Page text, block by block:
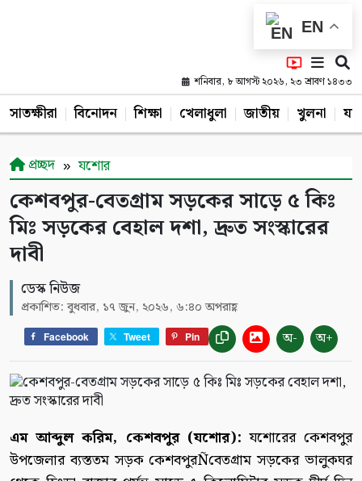
EN
শনিবার, ৮ আগস্ট ২০২৬, ২৩ শ্রাবণ ১৪৩৩
সাতক্ষীরা বিনোদন শিক্ষা খেলাধুলা জাতীয় খুলনা
প্রচ্ছদ যশোর
কেশবপুর-বেতগ্রাম সড়কের সাড়ে ৫ কিঃ
মিঃ সড়কের বেহাল দশা, দ্রুত সংস্কারের
দাবী
ডেস্ক নিউজ
প্রকাশিত: বুধবার, ১৭ জুন, ২০২৬, ৬:৪০ অপরাহ্ণ
Facebook Tweet Pin অ- অ+
এম আব্দুল করিম, কেশবপুর (যশোর): যশোরের কেশবপুর
উপজেলার ব্যস্ততম সড়ক কেশবপুরÑবেতগ্রাম সড়কের ভালুকঘর